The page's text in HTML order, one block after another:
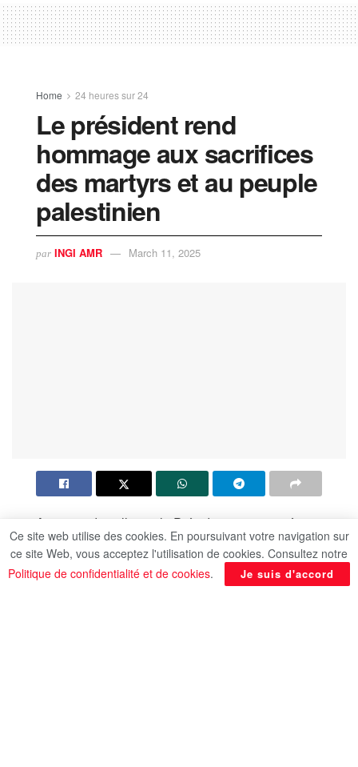
Home 24 heures sur 24
Le président rend
hommage aux sacrifices
des martyrs et au peuple
palestinien
par INGI AMR March 11, 2025
Au terme du colloque le Président a prononcé un
discours où il a fait l’éloge des sacrifices
présentés par les martyrs en faveur de la
protection de la patrie.
Ce site web utilise des cookies. En poursuivant votre navigation sur
ce site Web, vous acceptez l'utilisation de cookies. Consultez notre
Politique de confidentialité et de cookies. Je suis d'accord